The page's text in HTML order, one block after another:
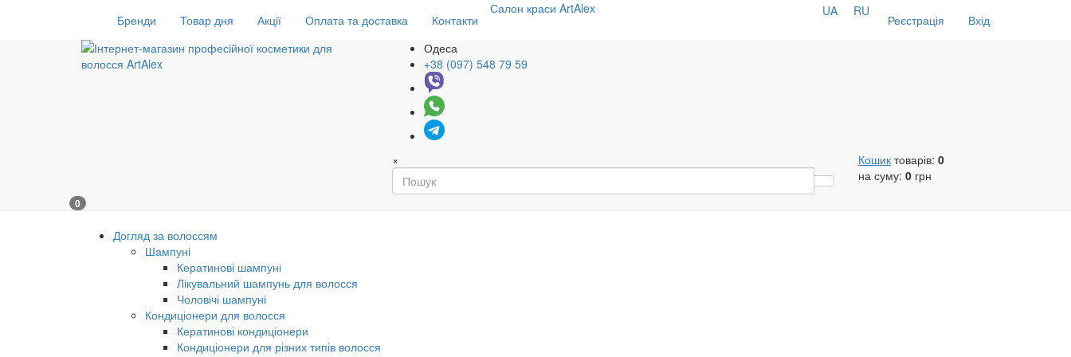
Бренди Товар дня Акції Оплата та доставка Контакти
Салон краси ArtAlex
Реєстрація Вхід
UA RU
Одеса
+38 (097) 548 79 59
× Кошик товарів: 0
на суму: 0 грн
0
Догляд за волоссям
Шампуні
Кератинові шампуні
Лікувальний шампунь для волосся
Чоловічі шампуні
Кондиціонери для волосся
Кератинові кондиціонери
Кондиціонери для різних типів волосся